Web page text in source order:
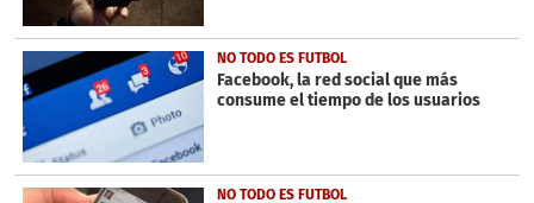
NO TODO ES FUTBOL
Facebook, la red social que más
consume el tiempo de los usuarios
NO TODO ES FUTBOL